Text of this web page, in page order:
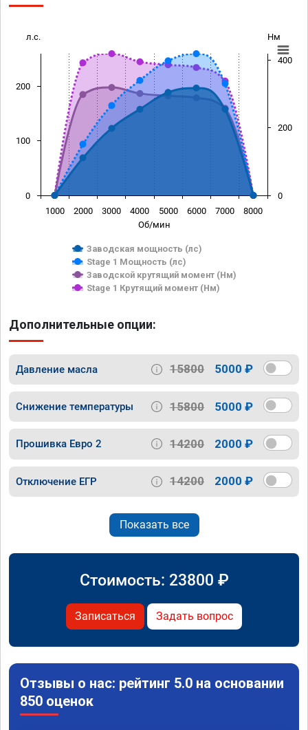
Об/мин
л.с. Нм
Заводская мощность (лс)
Stage 1 Мощность (лс)
Заводской крутящий момент (Нм)
Stage 1 Крутящий момент (Нм)
1000 2000 3000 4000 5000 6000 7000 8000
0
100
200
0
200
400
Дополнительные опции:
Давление масла 15800 5000 ₽
Снижение температуры 15800 5000 ₽
Прошивка Евро 2 14200 2000 ₽
Отключение ЕГР 14200 2000 ₽
Показать все
Стоимость: 23800 ₽
Записаться Задать вопрос
Отзывы о нас: рейтинг 5.0 на основании
850 оценок